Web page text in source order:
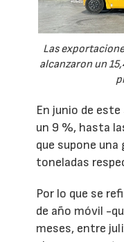
Las
alcanzaron un
En junio de
un 9 %, hasta
que supone una
toneladas
Por lo que se
de año móvil -
meses, entre